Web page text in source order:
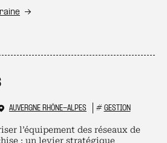
AUVERGNE RHÔNE-ALPES # GESTION
l’équipement des réseaux de
: un levier stratégique